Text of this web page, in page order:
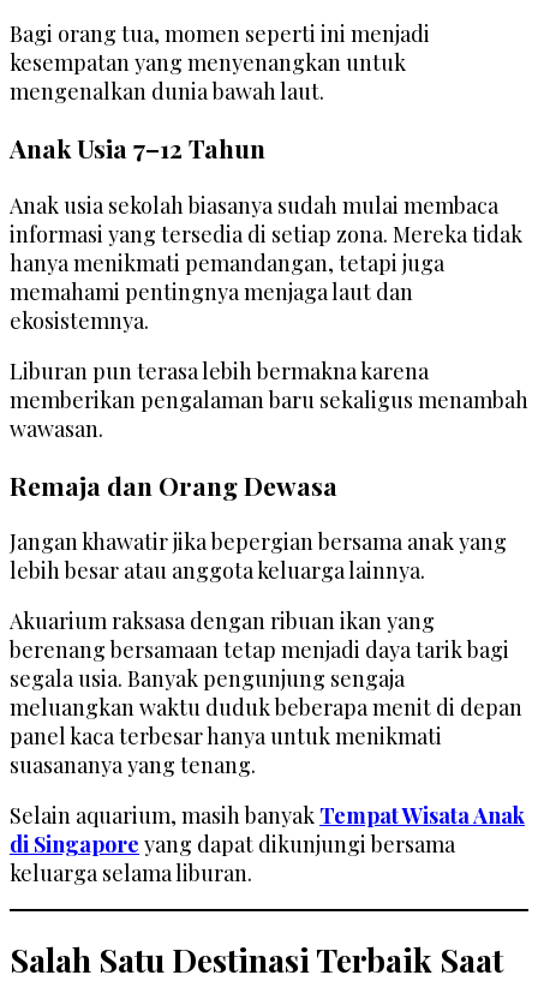
Bagi orang tua, momen seperti ini menjadi
kesempatan yang menyenangkan untuk
mengenalkan dunia bawah laut.
Anak Usia 7–12 Tahun
Anak usia sekolah biasanya sudah mulai membaca
informasi yang tersedia di setiap zona. Mereka tidak
hanya menikmati pemandangan, tetapi juga
memahami pentingnya menjaga laut dan
ekosistemnya.
Liburan pun terasa lebih bermakna karena
memberikan pengalaman baru sekaligus menambah
wawasan.
Remaja dan Orang Dewasa
Jangan khawatir jika bepergian bersama anak yang
lebih besar atau anggota keluarga lainnya.
Akuarium raksasa dengan ribuan ikan yang
berenang bersamaan tetap menjadi daya tarik bagi
segala usia. Banyak pengunjung sengaja
meluangkan waktu duduk beberapa menit di depan
panel kaca terbesar hanya untuk menikmati
suasananya yang tenang.
Selain aquarium, masih banyak Tempat Wisata Anak
di Singapore yang dapat dikunjungi bersama
keluarga selama liburan.
Salah Satu Destinasi Terbaik Saat